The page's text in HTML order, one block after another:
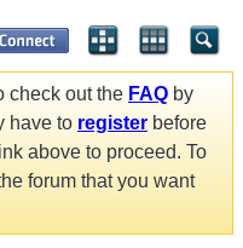
check out the FAQ by
have to register before
above to proceed. To
forum that you want